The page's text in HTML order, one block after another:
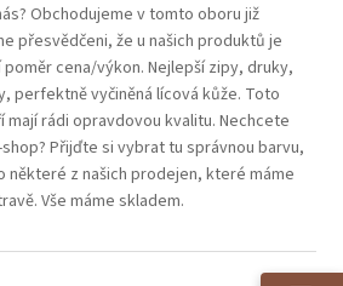
Obchodujeme v tomto oboru již
přesvědčeni, že u našich produktů je
cena/výkon. Nejlepší zipy, druky,
perfektně vyčiněná lícová kůže. Toto
mají rádi opravdovou kvalitu. Nechcete
Přijďte si vybrat tu správnou barvu,
některé z našich prodejen, které máme
Vše máme skladem.